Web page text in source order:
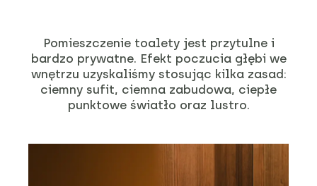
Pomieszczenie toalety jest przytulne i
bardzo prywatne. Efekt poczucia głębi we
wnętrzu uzyskaliśmy stosując kilka zasad:
ciemny sufit, ciemna zabudowa, ciepłe
punktowe światło oraz lustro.